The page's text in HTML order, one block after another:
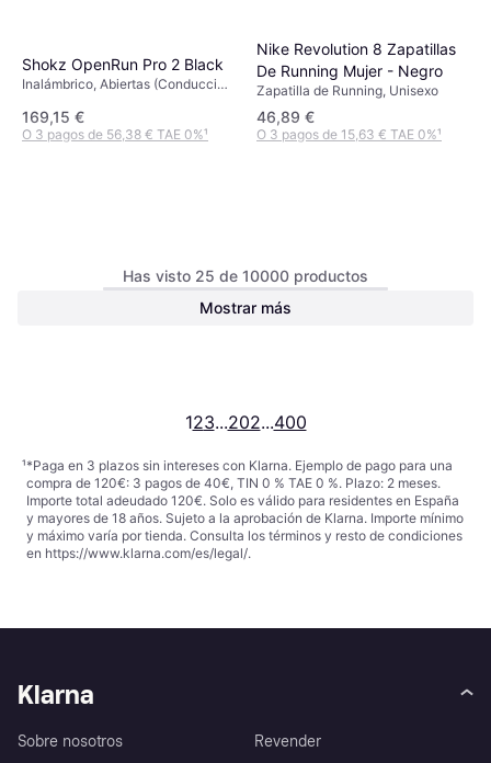
Shokz OpenRun Pro 2 Black
Inalámbrico, Abiertas (Conducción
169,15 €
O 3 pagos de 56,38 € TAE 0%¹
Nike Revolution 8 Zapatillas
De Running Mujer - Negro
Zapatilla de Running, Unisexo
46,89 €
O 3 pagos de 15,63 € TAE 0%¹
New Balance Men's Fuel Cell
Has visto 25 de 10000 productos
Mostrar más
123...202...400
¹*Paga en 3 plazos sin intereses con Klarna. Ejemplo de pago para una
compra de 120€: 3 pagos de 40€, TIN 0 % TAE 0 %. Plazo: 2 meses.
Importe total adeudado 120€. Solo es válido para residentes en España
y mayores de 18 años. Sujeto a la aprobación de Klarna. Importe mínimo
y máximo varía por tienda. Consulta los términos y resto de condiciones
en https://www.klarna.com/es/legal/.
Klarna
Sobre nosotros
Revender